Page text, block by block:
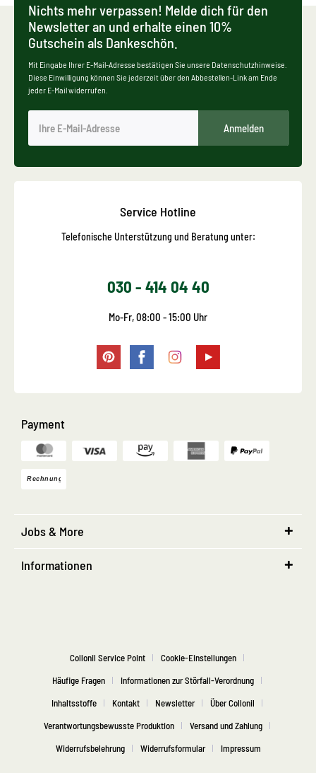
Nichts mehr verpassen! Melde dich für den
Newsletter an und erhalte einen 10%
Gutschein als Dankeschön.
Mit Eingabe Ihrer E-Mail-Adresse bestätigen Sie unsere Datenschutzhinweise.
Diese Einwilligung können Sie jederzeit über den Abbestellen-Link am Ende
jeder E-Mail widerrufen.
Anmelden
Service Hotline
Telefonische Unterstützung und Beratung unter:
030 - 414 04 40
Mo-Fr, 08:00 - 15:00 Uhr
Payment
Jobs & More
Informationen
Collonil Service Point
Cookie-Einstellungen
Häufige Fragen
Informationen zur Störfall-Verordnung
Inhaltsstoffe
Kontakt Newsletter
Über Collonil
Verantwortungsbewusste Produktion
Versand und Zahlung
Widerrufsbelehrung
Widerrufsformular Impressum